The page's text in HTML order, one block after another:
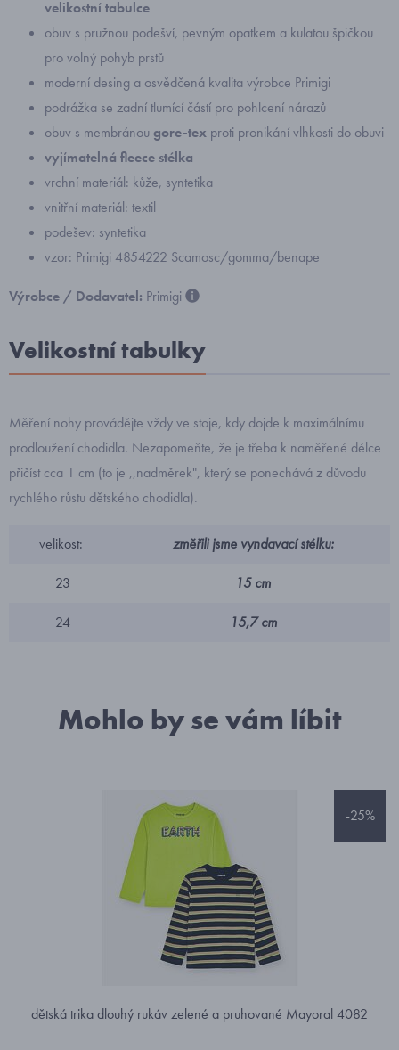
velikostní tabulce
obuv s pružnou podešví, pevným opatkem a kulatou špičkou
pro volný pohyb prstů
moderní desing a osvědčená kvalita výrobce Primigi
podrážka se zadní tlumící částí pro pohlcení nárazů
obuv s membránougore-tex proti pronikání vlhkosti do obuvi
vyjímatelná fleece stélka
vrchní materiál: kůže, syntetika
vnitřní materiál: textil
podešev: syntetika
vzor: Primigi 4854222 Scamosc/gomma/benape
Výrobce / Dodavatel: Primigi
Velikostní tabulky
Měření nohy provádějte vždy ve stoje, kdy dojde k maximálnímu
prodloužení chodidla. Nezapomeňte, že je třeba k naměřené délce
přičíst cca 1 cm (to je ,,nadměrek", který se ponechává z důvodu
rychlého růstu dětského chodidla).
velikost: změřili jsme vyndavací stélku:
23 15 cm
24 15,7 cm
Mohlo by se vám líbit
-25%
dětská trika dlouhý rukáv zelené a pruhované Mayoral 4082